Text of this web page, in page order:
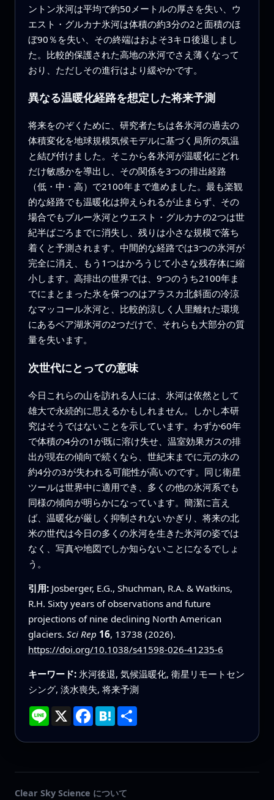
ントン氷河は平均で約50メートルの厚さを失い、ウ
エスト・グルカナ氷河は体積の約3分の2と面積のほ
ぼ90％を失い、その終端はおよそ3キロ後退しまし
た。比較的保護された高地の氷河でさえ薄くなって
おり、ただしその進行はより緩やかです。
異なる温暖化経路を想定した将来予測
将来をのぞくために、研究者たちは各氷河の過去の
体積変化を地球規模気候モデルに基づく局所の気温
と結び付けました。そこから各氷河が温暖化にどれ
だけ敏感かを導出し、その関係を3つの排出経路
（低・中・高）で2100年まで進めました。最も楽観
的な経路でも温暖化は抑えられるが止まらず、その
場合でもブルー氷河とウエスト・グルカナの2つは世
紀半ばごろまでに消失し、残りは小さな規模で落ち
着くと予測されます。中間的な経路では3つの氷河が
完全に消え、もう1つはかろうじて小さな残存体に縮
小します。高排出の世界では、9つのうち2100年ま
でにまとまった氷を保つのはアラスカ北斜面の冷涼
なマッコール氷河と、比較的涼しく人里離れた環境
にあるベア湖氷河の2つだけで、それらも大部分の質
量を失います。
次世代にとっての意味
今日これらの山を訪れる人には、氷河は依然として
雄大で永続的に思えるかもしれません。しかし本研
究はそうではないことを示しています。わずか60年
で体積の4分の1が既に溶け失せ、温室効果ガスの排
出が現在の傾向で続くなら、世紀末までに元の氷の
約4分の3が失われる可能性が高いのです。同じ衛星
ツールは世界中に適用でき、多くの他の氷河系でも
同様の傾向が明らかになっています。簡潔に言え
ば、温暖化が厳しく抑制されないかぎり、将来の北
米の世代は今日の多くの氷河を生きた氷河の姿では
なく、写真や地図でしか知らないことになるでしょ
う。
引用: Josberger, E.G., Shuchman, R.A. & Watkins,
R.H. Sixty years of observations and future
projections of nine declining North American
glaciers. Sci Rep 16, 13738 (2026).
https://doi.org/10.1038/s41598-026-41235-6
キーワード: 氷河後退, 気候温暖化, 衛星リモートセン
シング, 淡水喪失, 将来予測
Line X Facebook
Hatena
共
有
Clear Sky Science について